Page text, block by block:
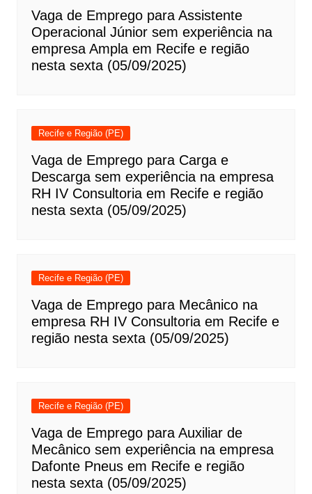
Vaga de Emprego para Assistente
Operacional Júnior sem experiência na
empresa Ampla em Recife e região
nesta sexta (05/09/2025)
Recife e Região (PE)
Vaga de Emprego para Carga e
Descarga sem experiência na empresa
RH IV Consultoria em Recife e região
nesta sexta (05/09/2025)
Recife e Região (PE)
Vaga de Emprego para Mecânico na
empresa RH IV Consultoria em Recife e
região nesta sexta (05/09/2025)
Recife e Região (PE)
Vaga de Emprego para Auxiliar de
Mecânico sem experiência na empresa
Dafonte Pneus em Recife e região
nesta sexta (05/09/2025)